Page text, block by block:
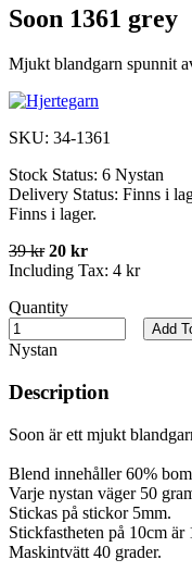
Soon 1361 grey
Mjukt blandgarn spunnit
SKU: 34-1361
Stock Status: 6 Nystan
Delivery Status: Finns i
Finns i lager.
39 kr 20 kr
Including Tax: 4 kr
Quantity
Nystan
Add
Description
Soon är ett mjukt
Blend innehåller 60%
Varje nystan väger 50
Stickas på stickor 5mm.
Stickfastheten på 10cm är
Maskintvätt 40 grader.